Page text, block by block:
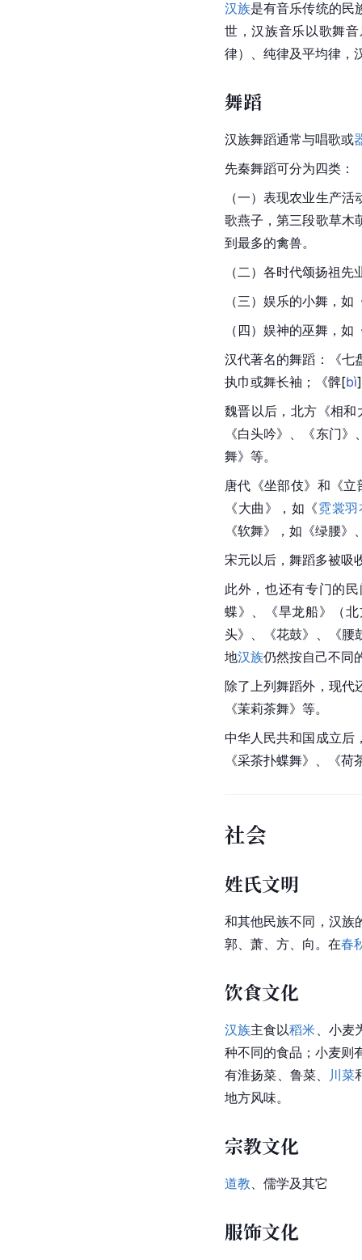
汉族是有音乐传统的民
世 ，汉族音乐以歌舞
律）、 纯律及平均律，
舞蹈
汉族舞蹈通常与唱歌或
先秦舞蹈可分为四类：
（一）表现农业生产
歌燕子，第三段歌草木
到最多的禽兽。
（二）各时代颂扬祖
（三）娱乐的小舞 ，
（四）娱神的巫舞，
汉代著名的舞蹈：《七
执巾或舞长袖；《髀[bì]
魏晋以后，北方《相
《白头吟》、《东门》
舞》等。
唐代 《坐部伎》和《
《大曲》，如《霓裳羽
《软舞》，如《绿腰
宋元以后，舞蹈多被吸
此外，也还有专门的
蝶》、《旱龙船》（
头》、《花鼓》、《腰
地汉族仍然按自己不同
除了上列舞蹈外，现代
《茉莉茶舞》等。
中华人民共和国成立后
《采茶扑蝶舞》、《
社会
姓氏文明
和其他民族不同，汉族
郭、萧、方、向。在春
饮食文化
汉族主食以稻米 、小
种不同的食品；小麦则
有淮扬菜、鲁菜、
川菜
地方风味。
宗教文化
道教、儒学及其它
服饰文化